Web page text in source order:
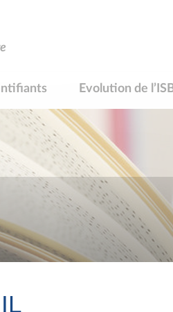
Evolution de